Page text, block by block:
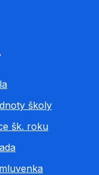
školy
šk. roku